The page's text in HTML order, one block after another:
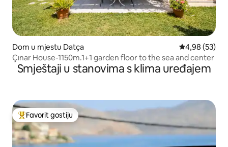
Dom u mjestu Datça Prosječna
4,98 (53)
Çınar House-1150m.1+1 garden floor to the sea and center
Smještaji u stanovima s klima uređajem
Glavni favorit gostiju
Favorit gostiju